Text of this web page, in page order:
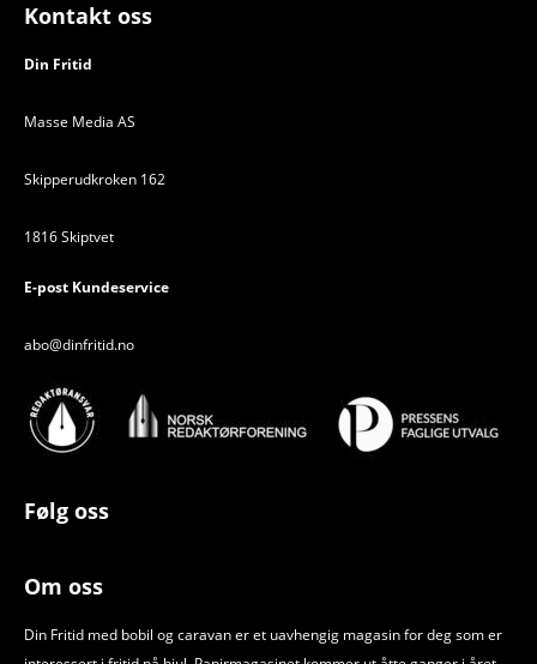
Kontakt oss
Din Fritid
Masse Media AS
Skipperudkroken 162
1816 Skiptvet
E-post Kundeservice
abo@dinfritid.no
Følg oss
Om oss
Din Fritid med bobil og caravan er et uavhengig magasin for deg som er